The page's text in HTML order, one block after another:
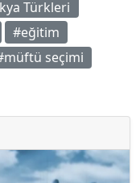
Türkleri
#eğitim
seçimi